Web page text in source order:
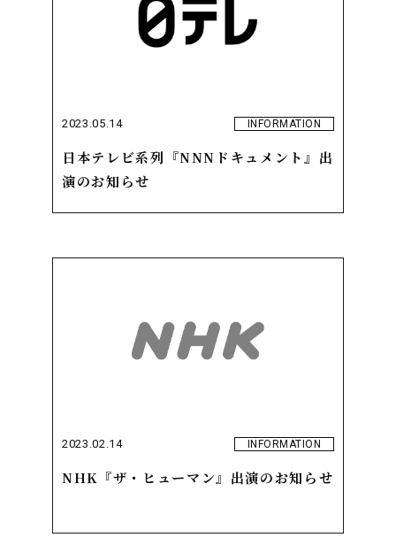
2023.05.14 INFORMATION
日本テレビ系列『NNNドキュメント』出
演のお知らせ
2023.02.14 INFORMATION
NHK『ザ・ヒューマン』出演のお知らせ